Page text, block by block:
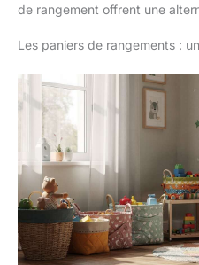
de rangement offrent une
Les paniers de rangements :